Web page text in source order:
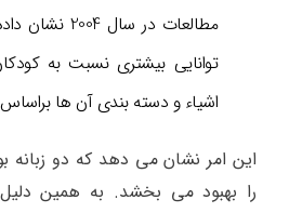
مطالعات در
توانایی بیشتری نسبت به
اشیاء و دسته بندی آن ها
این امر نشان می دهد که دو زبانه
را بهبود می بخشد. به همین دلیل